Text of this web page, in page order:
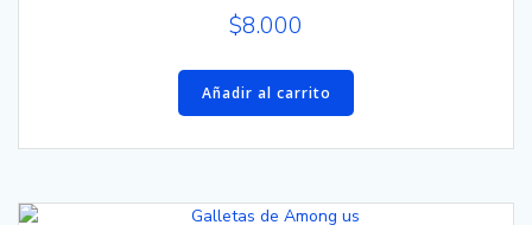
Valorado
con
4.00
$8.000
Añadir al carrito